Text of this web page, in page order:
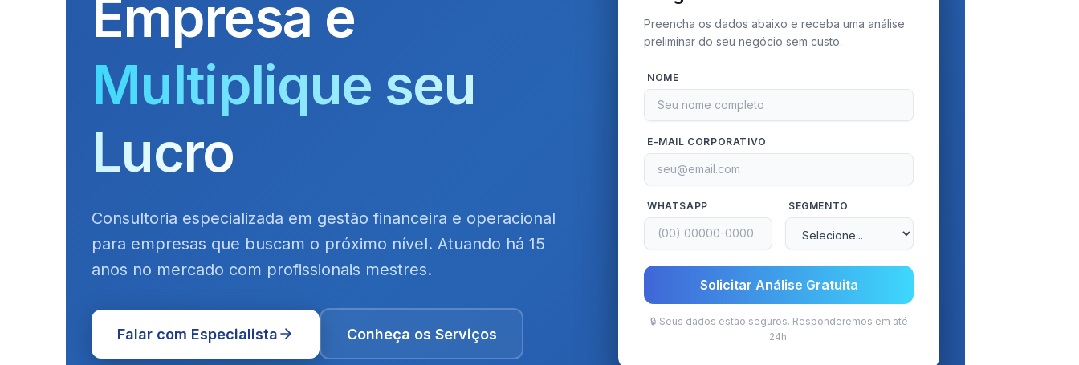
Empresa e
Multiplique seu
Lucro
Consultoria especializada em gestão financeira e operacional
para empresas que buscam o próximo nível. Atuando há 15
anos no mercado com profissionais mestres.
Falar com Especialista Conheça os Serviços
Preencha os dados abaixo e receba uma análise
preliminar do seu negócio sem custo.
NOME
E-MAIL CORPORATIVO
WHATSAPP SEGMENTO
Solicitar Análise Gratuita
🔒 Seus dados estão seguros. Responderemos em até
24h.